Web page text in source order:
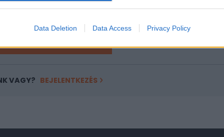
Data Deletion Data Access Privacy Policy
VAGY? BEJELENTKEZÉS